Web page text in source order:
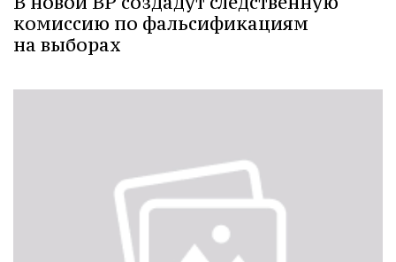
комиссию по фальсификациям
на выборах